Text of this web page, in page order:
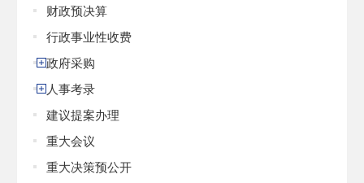
财政预决算
行政事业性收费
政府采购
人事考录
建议提案办理
重大会议
重大决策预公开